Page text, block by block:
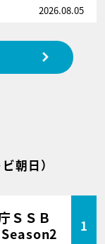
2026.08.05
朝日）
ＳＳＢ
1